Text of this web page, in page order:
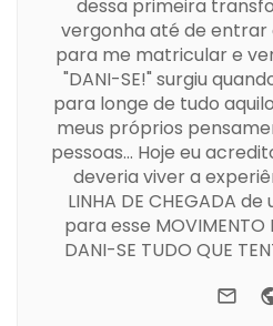
dessa primeira
vergonha até de entrar
para me matricular e
"DANI-SE!" surgiu
para longe de tudo
meus próprios
pessoas... Hoje eu
deveria viver a
LINHA DE CHEGADA
para esse MOVIMENTO
DANI-SE TUDO QUE
e-